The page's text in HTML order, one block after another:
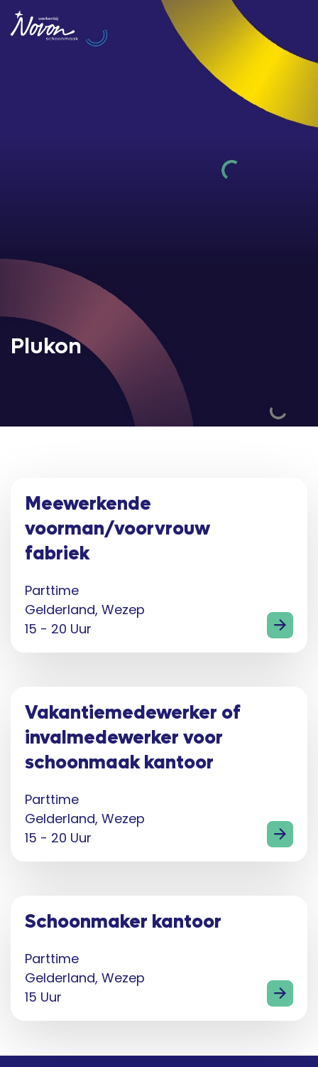
Plukon
Meewerkende
voorman/voorvrouw
fabriek
Parttime
Gelderland, Wezep
15 - 20 Uur
Vakantiemedewerker of
invalmedewerker voor
schoonmaak kantoor
Parttime
Gelderland, Wezep
15 - 20 Uur
Schoonmaker kantoor
Parttime
Gelderland, Wezep
15 Uur